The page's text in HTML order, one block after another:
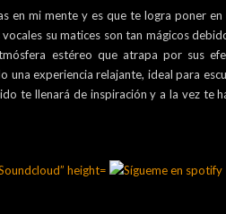
en mi mente y es que te logra poner
su matices son tan mágicos
estéreo que atrapa por sus
una experiencia relajante, ideal para
te llenará de inspiración y a la vez te